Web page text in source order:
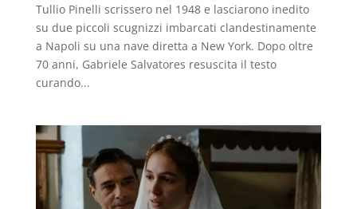
Tullio Pinelli scrissero nel 1948 e lasciarono inedito
su due piccoli scugnizzi imbarcati clandestinamente
a Napoli su una nave diretta a New York. Dopo oltre
70 anni, Gabriele Salvatores resuscita il testo
curando...